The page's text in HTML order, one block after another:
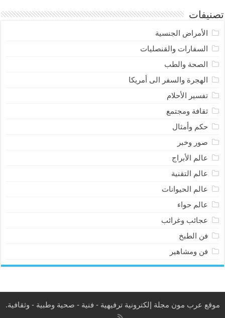
تصنيفات
الأمراض الجنسية
السفارات والقنصليات
الصحة والطب
الهجرة والسفر الى أمريكا
تفسير الأحلام
ثقافة ومجتمع
حكم وأمثال
صور وخبر
عالم الأبراج
عالم التقنية
عالم الحيوانات
عالم حواء
عجائب وغرائب
فن الطبخ
فن ومشاهير
موقع عرب مون مجلة إلكترونية ترفيهية - فنية - صحية وطبية - وثقافية.